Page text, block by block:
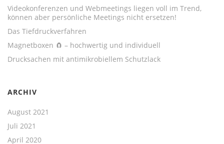
Videokonferenzen und Webmeetings liegen voll im Trend,
können aber persönliche Meetings nicht ersetzen!
Das Tiefdruckverfahren
Magnetboxen 🧲 – hochwertig und individuell
Drucksachen mit antimikrobiellem Schutzlack
ARCHIV
August 2021
Juli 2021
April 2020